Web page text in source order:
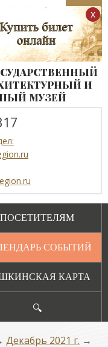
УЧРЕЖДЕНИЕ
ОБЛАСТИ
И
МУЗЕЙ
ПОСЕТИТЕЛЯМ
СОБЫТИЙ
КАРТА
🔍
Декабрь 2021 г. →
x